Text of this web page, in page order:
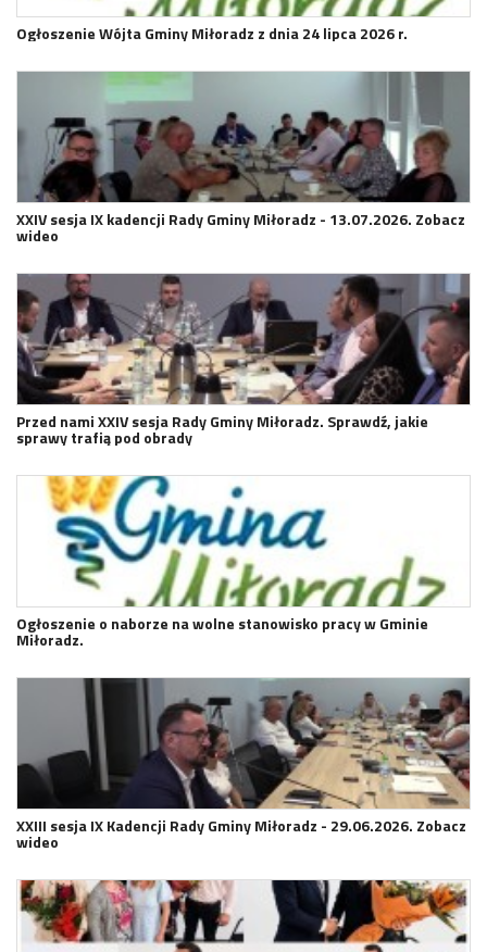
Ogłoszenie Wójta Gminy Miłoradz z dnia 24 lipca 2026 r.
XXIV sesja IX kadencji Rady Gminy Miłoradz - 13.07.2026. Zobacz
wideo
Przed nami XXIV sesja Rady Gminy Miłoradz. Sprawdź, jakie
sprawy trafią pod obrady
Ogłoszenie o naborze na wolne stanowisko pracy w Gminie
Miłoradz.
XXIII sesja IX Kadencji Rady Gminy Miłoradz - 29.06.2026. Zobacz
wideo